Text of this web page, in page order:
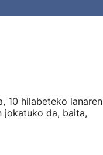
10 hilabeteko lanaren
jokatuko da, baita,